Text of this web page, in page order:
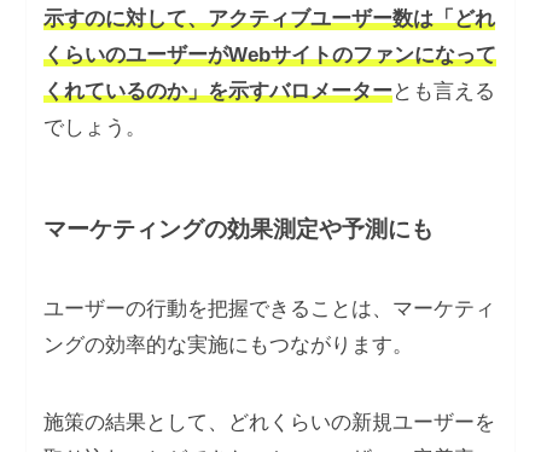
示すのに対して、アクティブユーザー数は「どれ
くらいのユーザーがWebサイトのファンになって
くれているのか」を示すバロメーターとも言える
でしょう。
マーケティングの効果測定や予測にも
ユーザーの行動を把握できることは、マーケティ
ングの効率的な実施にもつながります。
施策の結果として、どれくらいの新規ユーザーを